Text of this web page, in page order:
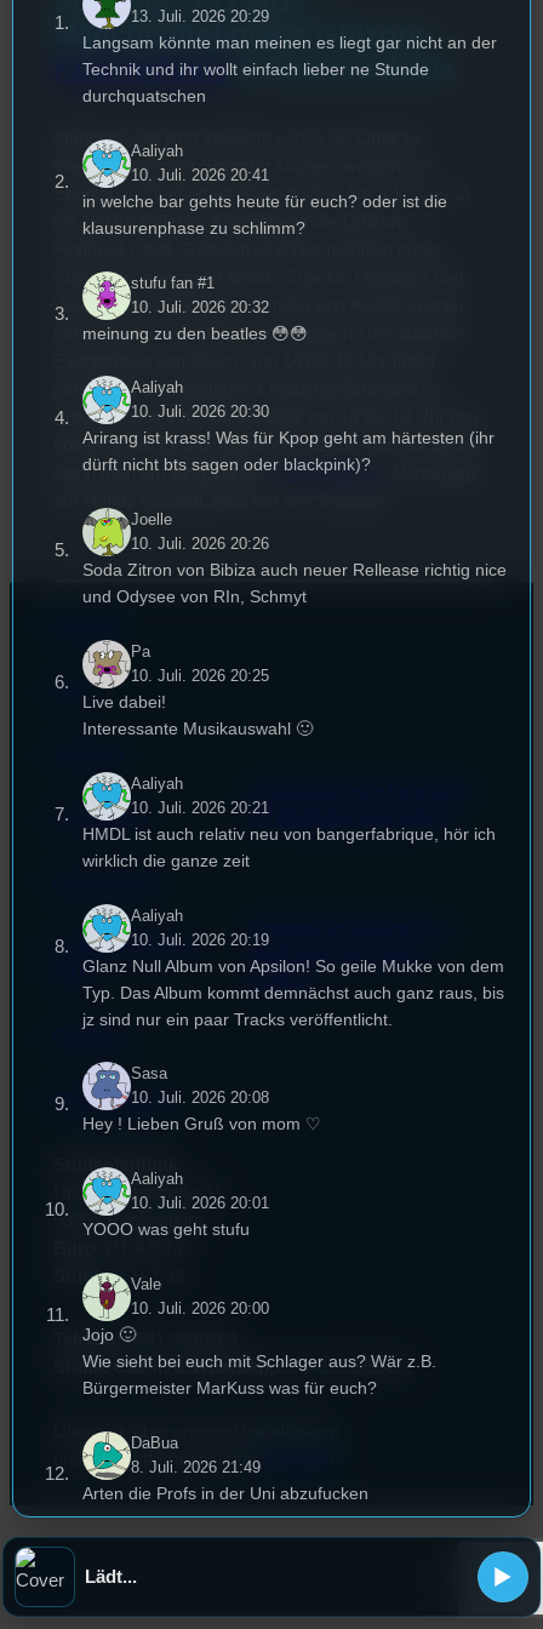
Mädchenflohmarkt Girlzone –
Kolpinghaus& Antoniushaus
Mädchen, die jetzt vielleicht schon ein Outfit für
Weihnachten oder Silvester suchen, werden am
Sonntag mit Sicherheit etwas finden. Am 5.11. von 11
bis 16 Uhr findet im Kolpinghaus der Girlzone
Klamotten, aber auch Musik, Snacks, Getränke und
Verlosungen. Studenten, Schüler und Azubis sparen
mit ihrem Ausweis 1Euro im Vergleich zum üblichen
parallel der Schwesterherz Mädchenflohmarkt im
Antoniushaus statt. Dieser geht von 14 bis 18 Uhr und
kostet 5Euro Eintritt. Allerdings bezahlt man nur 3Euro
wenn man am Eingang dieSchwesterherz
FAQ
Impressum
Cookie-Richtlinie
(EU)
EPK & Presse
für Medienwissenschaft
Start your own radio
station!
Studentenfunk
Universitätsstraße 31
93053 Regensburg
Studio:SH 1.39
Telefon:0941 9435784
Studio Call-In & WhatsApp:0941 56959421
Überblick über unsere Mailadressen
und Kontaktformular unter
13. Juli. 2026 20:29
Langsam könnte man meinen es liegt gar nicht an der
Technik und ihr wollt einfach lieber ne Stunde
durchquatschen
Aaliyah
10. Juli. 2026 20:41
in welche bar gehts heute für euch? oder ist die
klausurenphase zu schlimm?
stufu fan #1
10. Juli. 2026 20:32
meinung zu den beatles 😳😳
Aaliyah
10. Juli. 2026 20:30
Arirang ist krass! Was für Kpop geht am härtesten (ihr
dürft nicht bts sagen oder blackpink)?
Joelle
10. Juli. 2026 20:26
Soda Zitron von Bibiza auch neuer Rellease richtig nice
und Odysee von RIn, Schmyt
Pa
10. Juli. 2026 20:25
Live dabei!
Interessante Musikauswahl 🙂
Aaliyah
10. Juli. 2026 20:21
HMDL ist auch relativ neu von bangerfabrique, hör ich
wirklich die ganze zeit
Aaliyah
10. Juli. 2026 20:19
Glanz Null Album von Apsilon! So geile Mukke von dem
Typ. Das Album kommt demnächst auch ganz raus, bis
jz sind nur ein paar Tracks veröffentlicht.
Sasa
10. Juli. 2026 20:08
Hey ! Lieben Gruß von mom ♡
Aaliyah
10. Juli. 2026 20:01
YOOO was geht stufu
Vale
10. Juli. 2026 20:00
Jojo 🙂
Wie sieht bei euch mit Schlager aus? Wär z.B.
Bürgermeister MarKuss was für euch?
DaBua
8. Juli. 2026 21:49
Arten die Profs in der Uni abzufucken
Lädt...